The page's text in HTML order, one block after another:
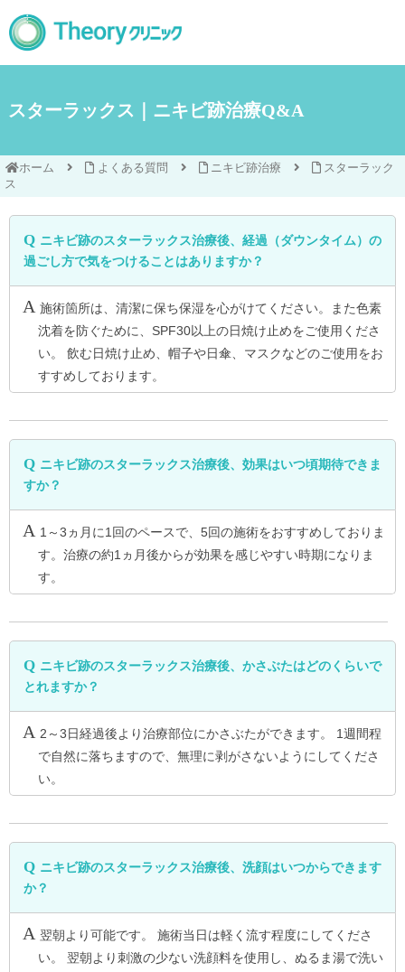
スターラックス｜ニキビ跡治療Q&A
ホーム よくある質問 ニキビ跡治療
スターラック
ス
ニキビ跡のスターラックス治療後、経過（ダウンタイム）の
過ごし方で気をつけることはありますか？
施術箇所は、清潔に保ち保湿を心がけてください。また色素
沈着を防ぐために、SPF30以上の日焼け止めをご使用くださ
い。 飲む日焼け止め、帽子や日傘、マスクなどのご使用をお
すすめしております。
ニキビ跡のスターラックス治療後、効果はいつ頃期待できま
すか？
1～3ヵ月に1回のペースで、5回の施術をおすすめしておりま
す。治療の約1ヵ月後からが効果を感じやすい時期になりま
す。
ニキビ跡のスターラックス治療後、かさぶたはどのくらいで
とれますか？
2～3日経過後より治療部位にかさぶたができます。 1週間程
で自然に落ちますので、無理に剥がさないようにしてくださ
い。
ニキビ跡のスターラックス治療後、洗顔はいつからできます
か？
翌朝より可能です。 施術当日は軽く流す程度にしてくださ
い。 翌朝より刺激の少ない洗顔料を使用し、ぬるま湯で洗い